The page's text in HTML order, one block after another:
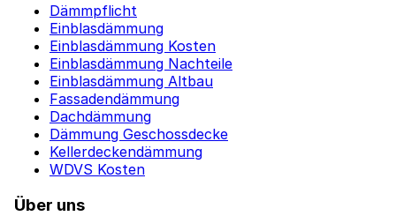
Dämmpflicht
Einblasdämmung
Einblasdämmung Kosten
Einblasdämmung Nachteile
Einblasdämmung Altbau
Fassadendämmung
Dachdämmung
Dämmung Geschossdecke
Kellerdeckendämmung
WDVS Kosten
Über uns